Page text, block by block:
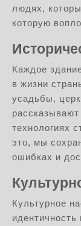
людях,
которую
Каждое
в жизни
усадьбы,
технологиях
это, мы
ошибках и
Культурное